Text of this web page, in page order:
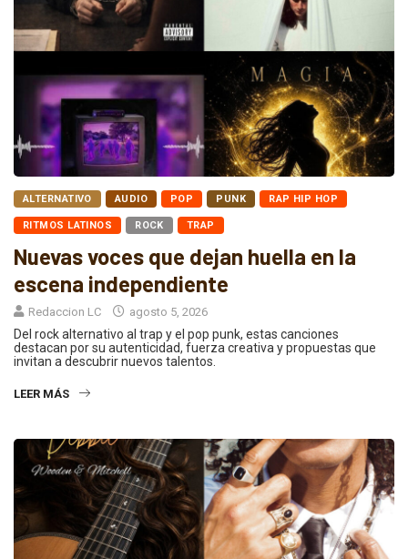
ALTERNATIVO AUDIO POP PUNK RAP HIP HOP
RITMOS LATINOS ROCK TRAP
Nuevas voces que dejan huella en la
escena independiente
Redaccion LC agosto 5, 2026
Del rock alternativo al trap y el pop punk, estas canciones
destacan por su autenticidad, fuerza creativa y propuestas que
invitan a descubrir nuevos talentos.
LEER MÁS